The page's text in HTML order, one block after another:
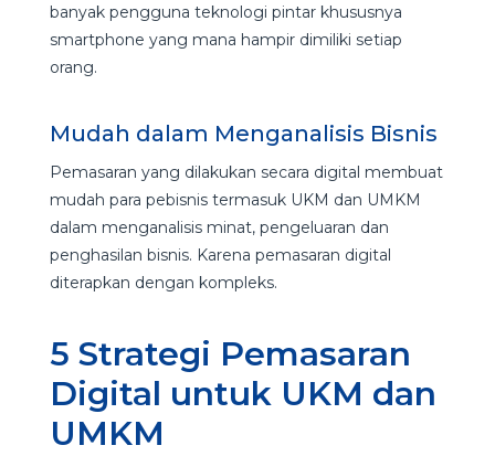
banyak pengguna teknologi pintar khususnya
smartphone yang mana hampir dimiliki setiap
orang.
Mudah dalam Menganalisis Bisnis
Pemasaran yang dilakukan secara digital membuat
mudah para pebisnis termasuk UKM dan UMKM
dalam menganalisis minat, pengeluaran dan
penghasilan bisnis. Karena pemasaran digital
diterapkan dengan kompleks.
5 Strategi Pemasaran
Digital untuk UKM dan
UMKM